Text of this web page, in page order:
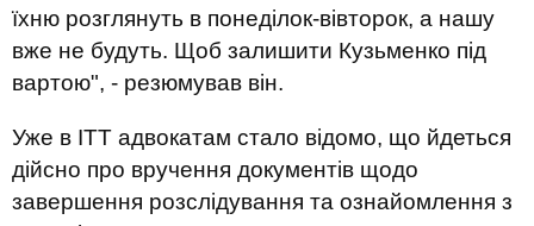
їхню розглянуть в понеділок-вівторок, а нашу
вже не будуть. Щоб залишити Кузьменко під
вартою", - резюмував він.
Уже в ІТТ адвокатам стало відомо, що йдеться
дійсно про вручення документів щодо
завершення розслідування та ознайомлення з